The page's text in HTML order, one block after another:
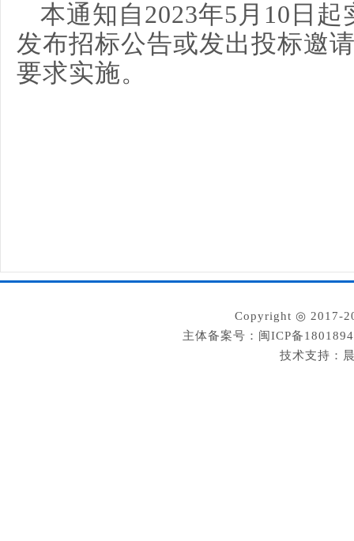
本通知自2023年5月10日
发布招标公告或发出投标邀
要求实施。
Copyright ◎ 2017-
主体备案号：闽ICP备
技术支持：